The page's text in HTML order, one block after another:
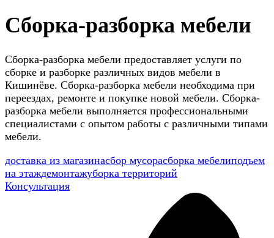
Сборка-разборка мебели
Сборка-разборка мебели предоставляет услуги по
сборке и разборке различных видов мебели в
Кишинёве. Сборка-разборка мебели необходима при
переездах, ремонте и покупке новой мебели. Сборка-
разборка мебели выполняется профессиональными
специалистами с опытом работы с различными типами
мебели.
доставка из магазинасбор мусорасборка мебелиподъем
на этаждемонтажуборка территорий
Консультация